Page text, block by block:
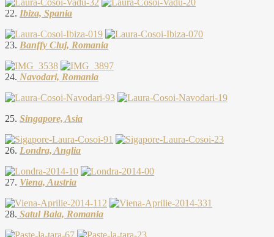
22. Ibiza, Spania
23. Banffy Cluj, Romania
24. Navodari, Romania
25. Singapore, Asia
26. Londra, Anglia
27. Viena, Austria
28. Satul Bala, Romania